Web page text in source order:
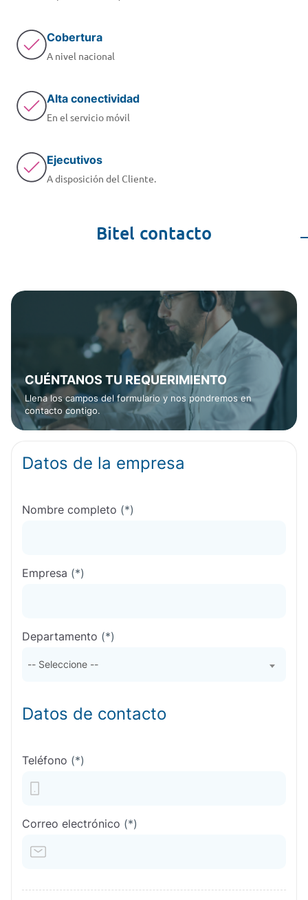
Cobertura
A nivel nacional
Alta conectividad
En el servicio móvil
Ejecutivos
A disposición del Cliente.
Bitel contacto
CUÉNTANOS TU REQUERIMIENTO
Llena los campos del formulario y nos pondremos en
contacto contigo.
Datos de la empresa
Nombre completo (*)
Empresa (*)
Departamento (*)
-- Seleccione --
Datos de contacto
Teléfono (*)
Correo electrónico (*)